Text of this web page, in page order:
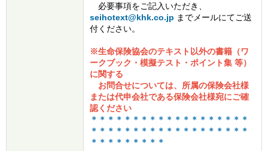
必要事項をご記入いただき、
seihotext@khk.co.jp までメールにてご送
付ください。
※生命保険協会のテキスト以外の書籍（ワ
ークブック・模擬テスト・ポイント集 等）
に関する
お問合せについては、所属の保険会社様
または代申会社である保険会社様宛にご確
認ください
＊＊＊＊＊＊＊＊＊＊＊＊＊＊＊＊＊＊＊
＊＊＊＊＊＊＊＊＊＊＊＊＊＊＊＊＊＊＊
＊＊＊＊＊＊＊＊＊